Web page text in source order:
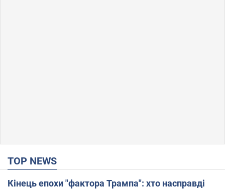
TOP NEWS
Кінець епохи "фактора Трампа": хто насправді